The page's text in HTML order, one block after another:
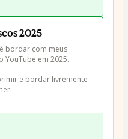
2025
bordar com meus
YouTube em 2025.
e bordar livremente